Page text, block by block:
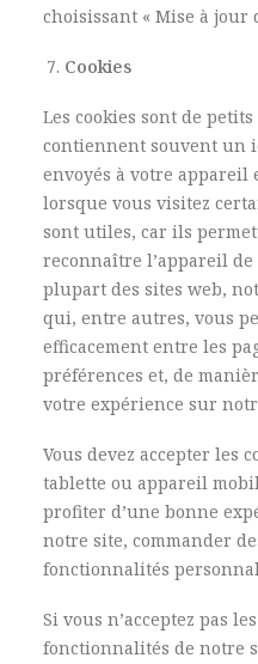
choisissant « Mise à jour
Cookies
Les cookies sont de
contiennent souvent un
envoyés à votre appareil
lorsque vous visitez
sont utiles, car ils
reconnaître l’appareil
plupart des sites web,
qui, entre autres, vous
efficacement entre les
préférences et, de
votre expérience sur
Vous devez accepter les
tablette ou appareil
profiter d’une bonne
notre site, commander
fonctionnalités
Si vous n’acceptez pas
fonctionnalités de notre